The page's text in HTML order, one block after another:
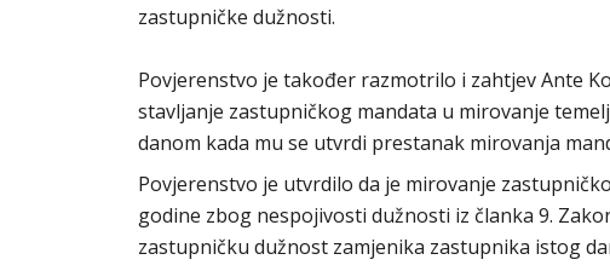
zastupničke dužnosti.
Povjerenstvo je također razmotrilo i zahtjev Ante
stavljanje zastupničkog mandata u mirovanje
danom kada mu se utvrdi prestanak mirovanja
Povjerenstvo je utvrdilo da je mirovanje
godine zbog nespojivosti dužnosti iz članka 9.
zastupničku dužnost zamjenika zastupnika istog